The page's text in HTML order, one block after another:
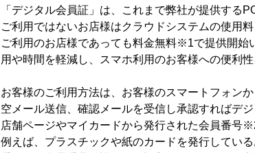
「デジタル会員証」は、これまで弊社が提供する
ご利用ではないお店様はクラウドシステムの使用
ご利用のお店様であっても料金無料※1で提供開始
用や時間を軽減し、スマホ利用のお客様への便利性
お客様のご利用方法は、お客様のスマートフォン
空メール送信、確認メールを受信し承認すればデ
店舗ページやマイカードから発行された会員番号
例えば、プラスチックや紙のカードを発行してい